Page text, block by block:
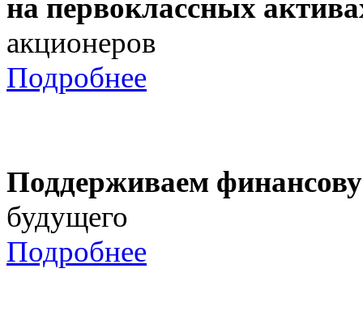
на первоклассных
акционеров
Подробнее
Поддерживаем
будущего
Подробнее